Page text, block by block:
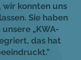
wir konnten uns
Sie haben
„KWA-
das hat